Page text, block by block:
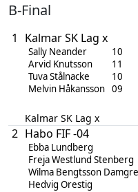
B-Final
1 Kalmar SK Lag x
Sally Neander
10
Arvid Knutsson
11
Tuva Stålnacke
10
Melvin Håkansson 09
Kalmar SK Lag x
2 Habo FIF -04
Ebba Lundberg
Freja Westlund Stenberg
Wilma Bengtsson
Hedvig Orestig